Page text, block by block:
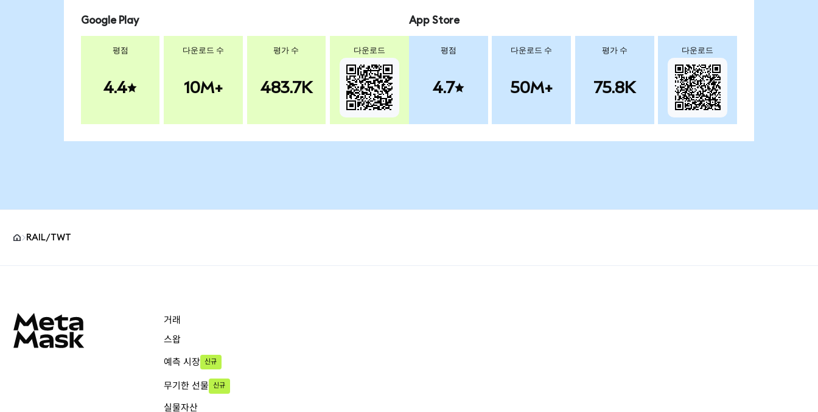
Google Play
평점
4.4
다운로드 수
10M+
평가 수
483.7K
다운로드
App Store
평점
4.7
다운로드 수
50M+
평가 수
75.8K
다운로드
RAIL/TWT
거래
스왑
예측 시장 신규
무기한 선물 신규
실물자산